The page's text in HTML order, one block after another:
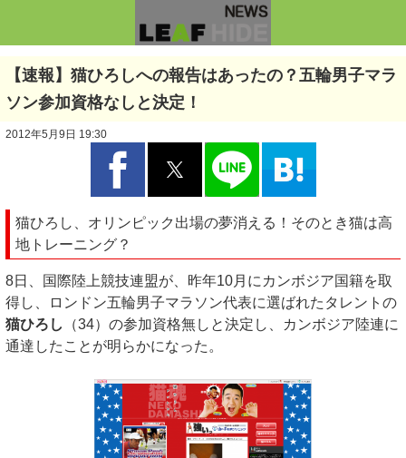
【速報】猫ひろしへの報告はあったの？五輪男子マラ
ソン参加資格なしと決定！
2012年5月9日 19:30
猫ひろし、オリンピック出場の夢消える！そのとき猫は高
地トレーニング？
8日、国際陸上競技連盟が、昨年10月にカンボジア国籍を取
得し、ロンドン五輪男子マラソン代表に選ばれたタレントの
猫ひろし
（34）の参加資格無しと決定し、カンボジア陸連に
通達したことが明らかになった。